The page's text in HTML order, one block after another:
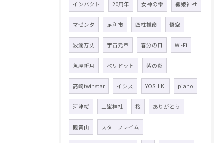
インパクト 20周年 女神の雫 織姫神社
マゼンタ 足利市 四柱推命 悟空
波瀾万丈 宇宙元旦 春分の日 Wi-Fi
魚座新月 ペリドット 紫の炎
高崎twinstar イシス YOSHIKI piano
河津桜 三峯神社 桜 ありがとう
観音山 スターフレイム